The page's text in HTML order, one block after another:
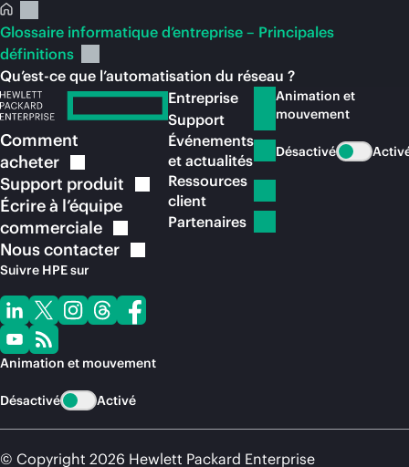
Glossaire informatique d’entreprise – Principales
définitions
Qu’est-ce que l’automatisation du réseau ?
Comment
acheter
Support produit
Écrire à l’équipe
commerciale
Nouscontacter
Suivre HPE sur
Animation et mouvement
Désactivé Activé
Entreprise
Support
Événements
et actualités
Ressources
client
Partenaires
Animation et
mouvement
Désactivé
© Copyright 2026 Hewlett Packard Enterprise